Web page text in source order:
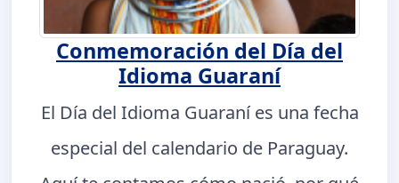
Conmemoración del Día del
Idioma Guaraní
El Día del Idioma Guaraní es una fecha
especial del calendario de Paraguay.